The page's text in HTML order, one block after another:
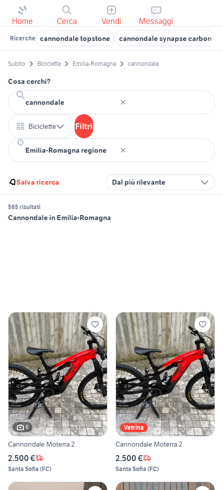
Home Cerca Vendi Messaggi
Ricerche cannondale topstone cannondale synapse carbon
Subito Biciclette Emilia-Romagna cannondale
Cosa cerchi?
Biciclette Filtri
Salva ricerca Dal più rilevante
565 risultati
Cannondale in Emilia-Romagna
6
Cannondale Moterra 2
2.500 €
Santa Sofia (FC)
Vetrina
Cannondale Moterra 2
2.500 €
Santa Sofia (FC)